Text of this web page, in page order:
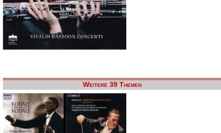
Weitere 39 Themen